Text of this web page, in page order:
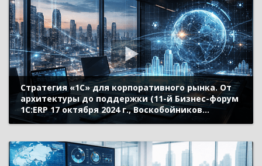
Стратегия «1С» для корпоративного рынка. От
архитектуры до поддержки (11-й Бизнес-форум
1С:ERP 17 октября 2024 г., Воскобойников
Дмитрий, «1С»)